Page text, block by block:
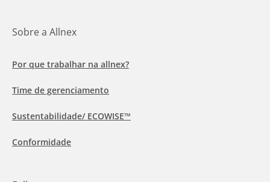
Sobre a Allnex
Por que trabalhar na allnex?
Time de gerenciamento
Sustentabilidade/ ECOWISE™
Conformidade